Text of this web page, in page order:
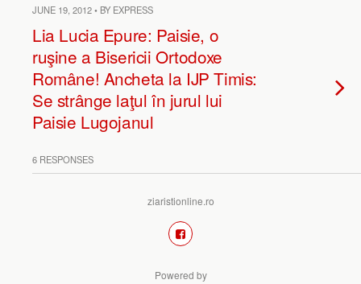
JUNE 19, 2012 • BY EXPRESS
Lia Lucia Epure: Paisie, o
ruşine a Bisericii Ortodoxe
Române! Ancheta la IJP Timis:
Se strânge laţul în jurul lui
Paisie Lugojanul
6 RESPONSES
ziaristionline.ro
Powered by